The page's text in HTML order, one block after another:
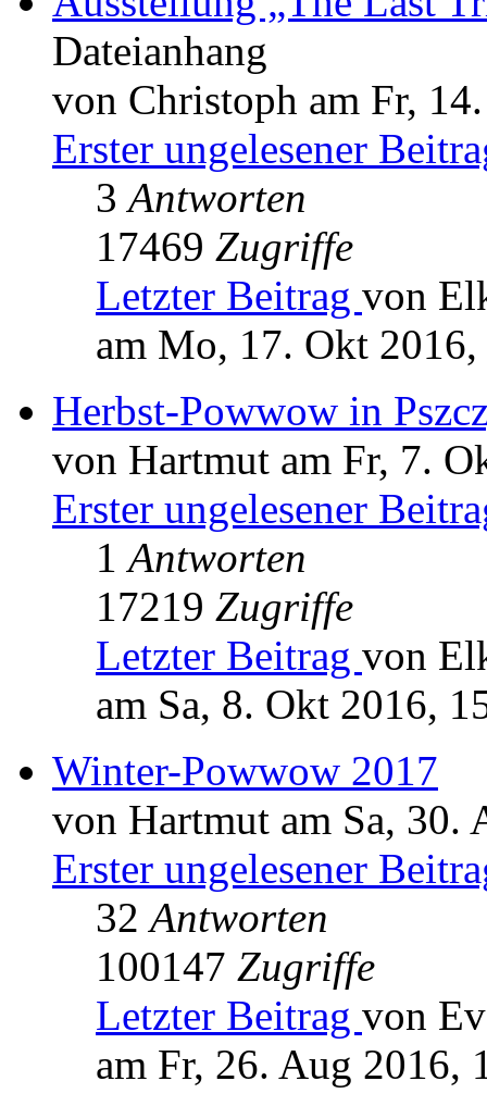
Dateianhang
von Christoph am Fr,
Erster ungelesener
3Antworten
17469 Zugriffe
Letzter Beitrag von
am Mo, 17. Okt
Herbst-Powwow in
von Hartmut am Fr, 7.
Erster ungelesener
1Antworten
17219 Zugriffe
Letzter Beitrag von
am Sa, 8. Okt 2016,
Winter-Powwow 2017
von Hartmut am Sa, 30.
Erster ungelesener
32Antworten
100147 Zugriffe
Letzter Beitrag von
am Fr, 26. Aug 2016,